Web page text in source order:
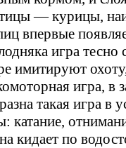
— курицы,
впервые
игра тесно
имитируют
игра, в
такая игра в
катание,
кидает по